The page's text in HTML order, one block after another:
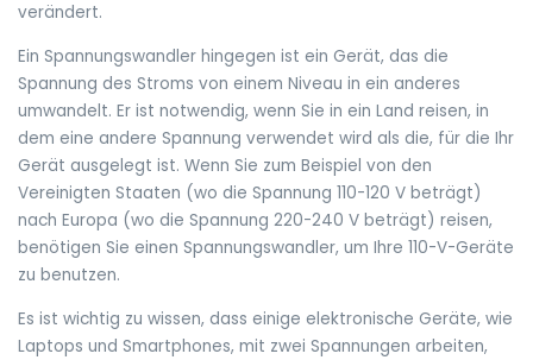
verändert.
Ein Spannungswandler hingegen ist ein Gerät, das die
Spannung des Stroms von einem Niveau in ein anderes
umwandelt. Er ist notwendig, wenn Sie in ein Land reisen, in
dem eine andere Spannung verwendet wird als die, für die Ihr
Gerät ausgelegt ist. Wenn Sie zum Beispiel von den
Vereinigten Staaten (wo die Spannung 110-120 V beträgt)
nach Europa (wo die Spannung 220-240 V beträgt) reisen,
benötigen Sie einen Spannungswandler, um Ihre 110-V-Geräte
zu benutzen.
Es ist wichtig zu wissen, dass einige elektronische Geräte, wie
Laptops und Smartphones, mit zwei Spannungen arbeiten,